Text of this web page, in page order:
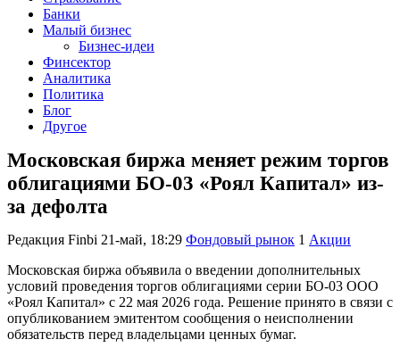
Банки
Малый бизнес
Бизнес-идеи
Финсектор
Аналитика
Политика
Блог
Другое
Московская биржа меняет режим торгов
облигациями БО-03 «Роял Капитал» из-
за дефолта
Редакция Finbi 21-май, 18:29 Фондовый рынок 1 Акции
Московская биржа объявила о введении дополнительных
условий проведения торгов облигациями серии БО-03 ООО
«Роял Капитал» с 22 мая 2026 года. Решение принято в связи с
опубликованием эмитентом сообщения о неисполнении
обязательств перед владельцами ценных бумаг.